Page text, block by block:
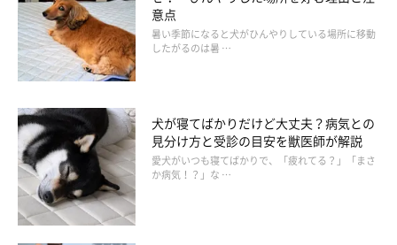
意点
暑い季節になると犬がひんやりしている場所に移動
したがるのは暑 …
犬が寝てばかりだけど大丈夫？病気との
見分け方と受診の目安を獣医師が解説
愛犬がいつも寝てばかりで、「疲れてる？」「まさ
か病気！？」な …